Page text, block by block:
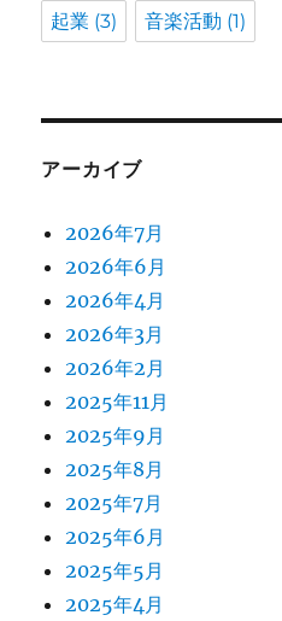
起業 (3) 音楽活動 (1)
アーカイブ
2026年7月
2026年6月
2026年4月
2026年3月
2026年2月
2025年11月
2025年9月
2025年8月
2025年7月
2025年6月
2025年5月
2025年4月